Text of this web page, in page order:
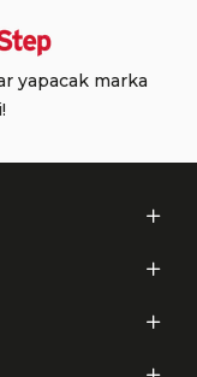
yapacak marka